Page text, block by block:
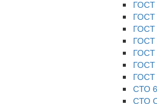
ГОСТ
ГОСТ
ГОСТ
ГОСТ
ГОСТ
ГОСТ
ГОСТ
СТО
СТО